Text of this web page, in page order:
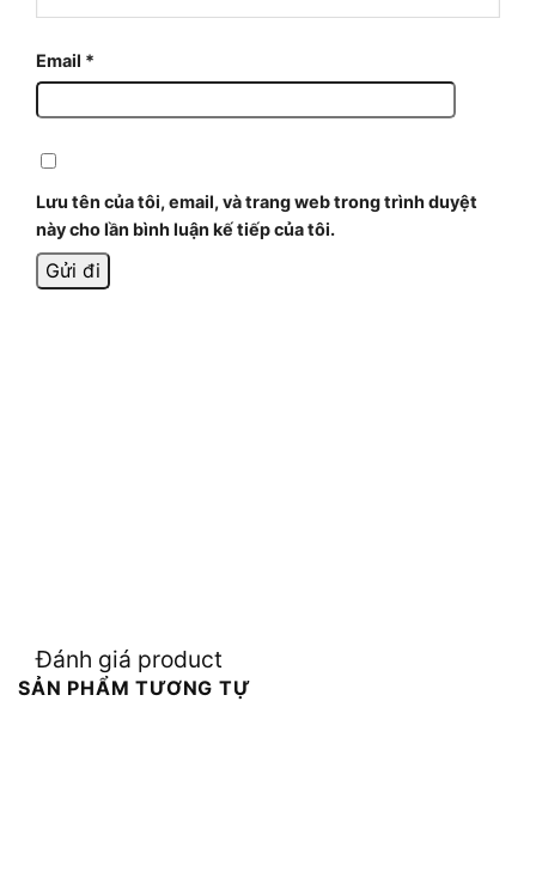
Email *
Lưu tên của tôi, email, và trang web trong trình duyệt
này cho lần bình luận kế tiếp của tôi.
Đánh giá product
SẢN PHẨM TƯƠNG TỰ